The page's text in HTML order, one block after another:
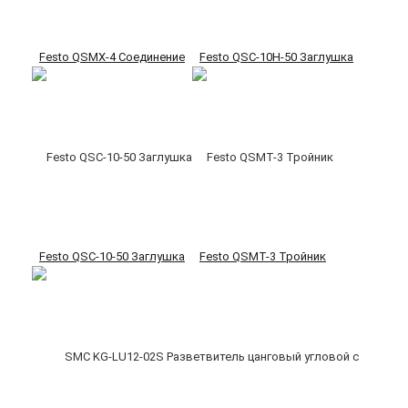
Festo QSMX-4 Соединение Festo QSC-10H-50 Заглушка
Festo QSC-10-50 Заглушка Festo QSMT-3 Тройник